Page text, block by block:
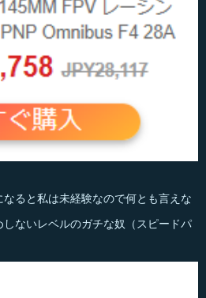
ると私は未経験なので何とも言えな
ないレベルのガチな奴（スピードパ